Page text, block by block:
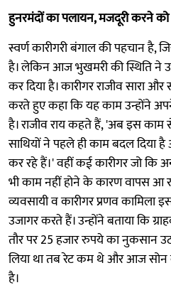
हुनरमंदों का पलायन, मजदूरी करने
स्वर्ण कारीगरी बंगाल की पहचान है,
है। लेकिन आज भुखमरी की स्थिति ने
कर दिया है। कारीगर राजीव सारा
करते हुए कहा कि यह काम उन्होंने
है। राजीव राय कहते हैं, 'अब इस
साथियों ने पहले ही काम बदल दिया
कर रहे हैं।' वहीं कई कारीगर जो कि
भी काम नहीं होने के कारण वापस आ
व्यवसायी व कारीगर प्रणव
उजागर करते हैं। उन्होंने बताया कि
तौर पर 25 हजार रुपये का नुकसान
लिया था तब रेट कम थे और आज
है।